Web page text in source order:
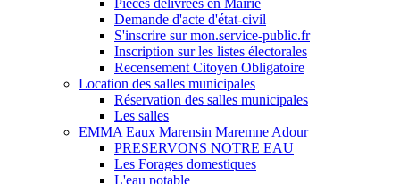
Demande d'acte d'état-civil
S'inscrire sur mon.service-public.fr
Inscription sur les listes électorales
Recensement Citoyen Obligatoire
Location des salles municipales
Réservation des salles municipales
Les salles
EMMA Eaux Marensin Maremne Adour
PRESERVONS NOTRE EAU
Les Forages domestiques
L'eau potable